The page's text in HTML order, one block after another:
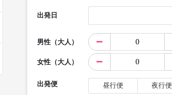
出発日
男性（大人）
女性（大人）
出発便 昼行便 夜行便